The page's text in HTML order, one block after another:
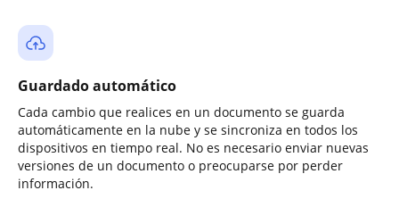
Guardado automático
Cada cambio que realices en un documento se guarda
automáticamente en la nube y se sincroniza en todos los
dispositivos en tiempo real. No es necesario enviar nuevas
versiones de un documento o preocuparse por perder
información.